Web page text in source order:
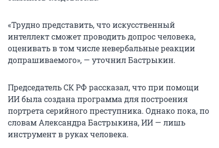
«Трудно представить, что искусственный
интеллект сможет проводить допрос человека,
оценивать в том числе невербальные реакции
допрашиваемого», — уточнил Бастрыкин.
Председатель СК РФ рассказал, что при помощи
ИИ была создана программа для построения
портрета серийного преступника. Однако пока, по
словам Александра Бастрыкина, ИИ — лишь
инструмент в руках человека.